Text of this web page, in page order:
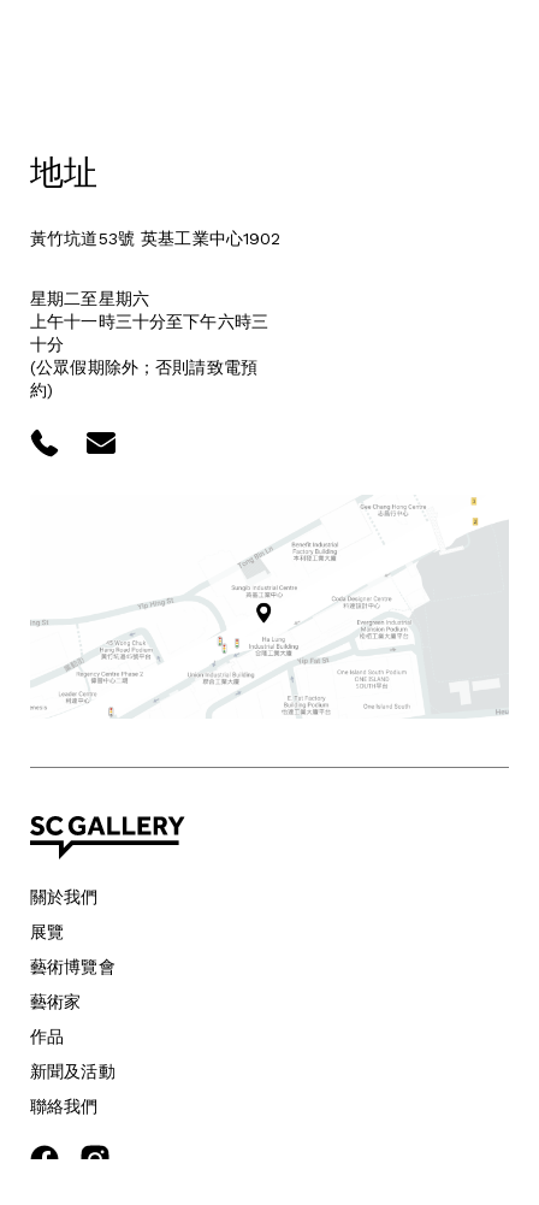
地址
黃竹坑道53號 英基工業中心1902
星期二至星期六
上午十一時三十分至下午六時三
十分
(公眾假期除外；否則請致電預
約)
關於我們
展覽
藝術博覽會
藝術家
作品
新聞及活動
聯絡我們